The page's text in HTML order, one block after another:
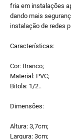
fria em instalações
dando mais
instalação de redes
Características:
Cor: Branco;
Material: PVC;
Bitola: 1/2..
Dimensões:
Altura: 3,7cm;
Largura: 3cm;